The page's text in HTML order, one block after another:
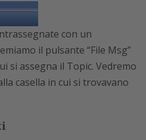
con un
il pulsante “File Msg”
si assegna il Topic. Vedremo
casella in cui si trovavano